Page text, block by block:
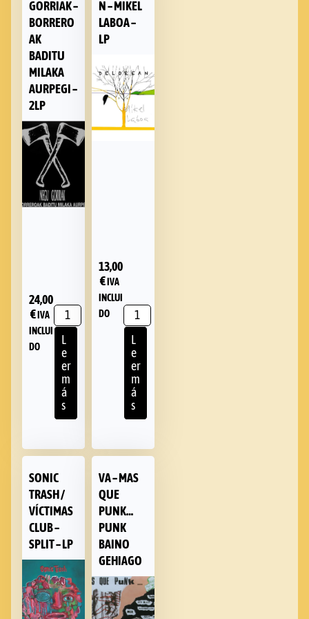
GORRIAK –
BORRERO
AK
BADITU
MILAKA
AURPEGI –
2LP
24,00
€ IVA
INCLUI
DO
L
e
er
m
á
s
N – MIKEL
LABOA –
LP
13,00
€ IVA
INCLUI
DO
L
e
er
m
á
s
SONIC
TRASH /
VÍCTIMAS
CLUB –
SPLIT – LP
VA – MAS
QUE
PUNK…
PUNK
BAINO
GEHIAGO